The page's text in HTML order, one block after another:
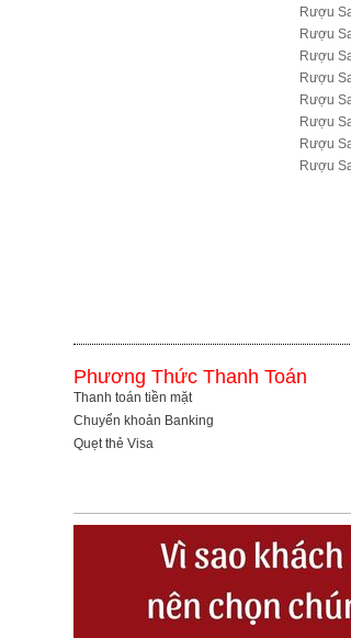
Rượu
Rượu
Rượu
Rượu
Rượu
Rượu
Rượu
R­ượu
Phương Thức Thanh Toán
Thanh toán tiền mặt
Chuyển khoản Banking
Quẹt thẻ Visa